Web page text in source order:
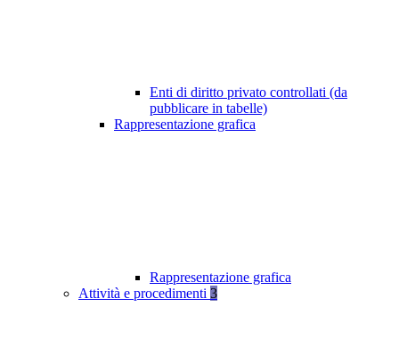
Enti di diritto privato controllati (da
pubblicare in tabelle)
Rappresentazione grafica
Rappresentazione grafica
Attività e procedimenti 3